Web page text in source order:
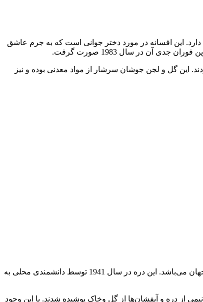
این افسانه در مورد دختر جوانی است که به جرم عاشق
در سال 1983 صورت گرفت.
این گل و لجن جوشان سرشار از مواد معدنی بوده و نیز
یکی دیگر از معروف ترین چشمه های آب گرم واقع در شبه جزیره کامچاتکا در خاور دور روسیه است. این مکان دومین منطقه آبفشان‌های بزرگ جهان می‌باشد. این دره در سال 1941 توسط دانشمندی محلی به
2007 دچار فاجعه طبیعی زمین لغزه گشته و تقریبا نیمی از دره و آبفشان‌ها از گل وخاک پوشیده شدند. با این وجود